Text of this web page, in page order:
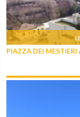
PIAZZA DEI